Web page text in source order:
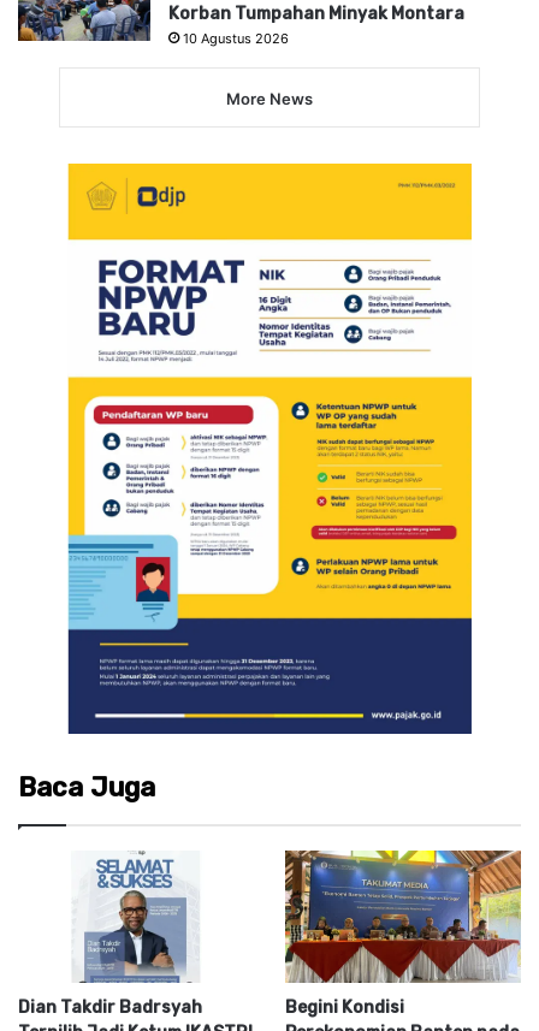
Korban Tumpahan Minyak Montara
10 Agustus 2026
More News
Baca Juga
Dian Takdir Badrsyah
Begini Kondisi